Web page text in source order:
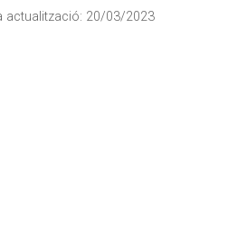
actualització: 20/03/2023